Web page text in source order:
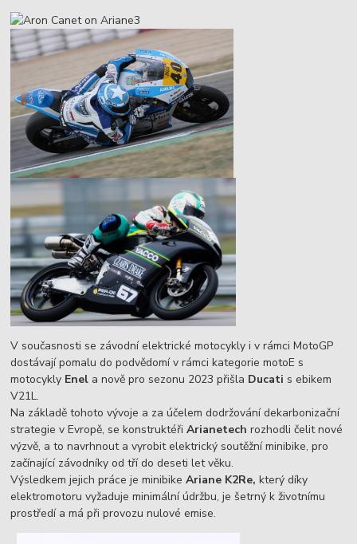
V současnosti se závodní elektrické motocykly i v rámci MotoGP
dostávají pomalu do podvědomí v rámci kategorie motoE s
motocykly Enel a nově pro sezonu 2023 přišla Ducati s ebikem
V21L.
Na základě tohoto vývoje a za účelem dodržování dekarbonizační
strategie v Evropě, se konstruktéřiArianetech rozhodli čelit nové
výzvě, a to navrhnout a vyrobit elektrický soutěžní minibike, pro
začínající závodníky od tří do deseti let věku.
Výsledkem jejich práce je minibikeAriane K2Re, který díky
elektromotoru vyžaduje minimální údržbu, je šetrný k životnímu
prostředí a má při provozu nulové emise.